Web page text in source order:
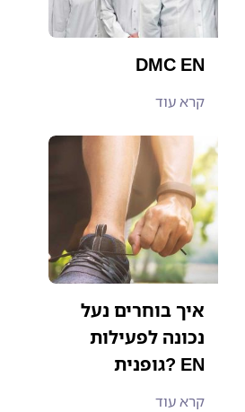
DMC EN
קרא עוד
איך בוחרים נעל
נכונה לפעילות
גופנית? EN
קרא עוד